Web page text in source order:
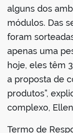
alguns dos
módulos. Das
foram
apenas uma
hoje, eles têm
a proposta de
produtos”,
complexo,
Termo de